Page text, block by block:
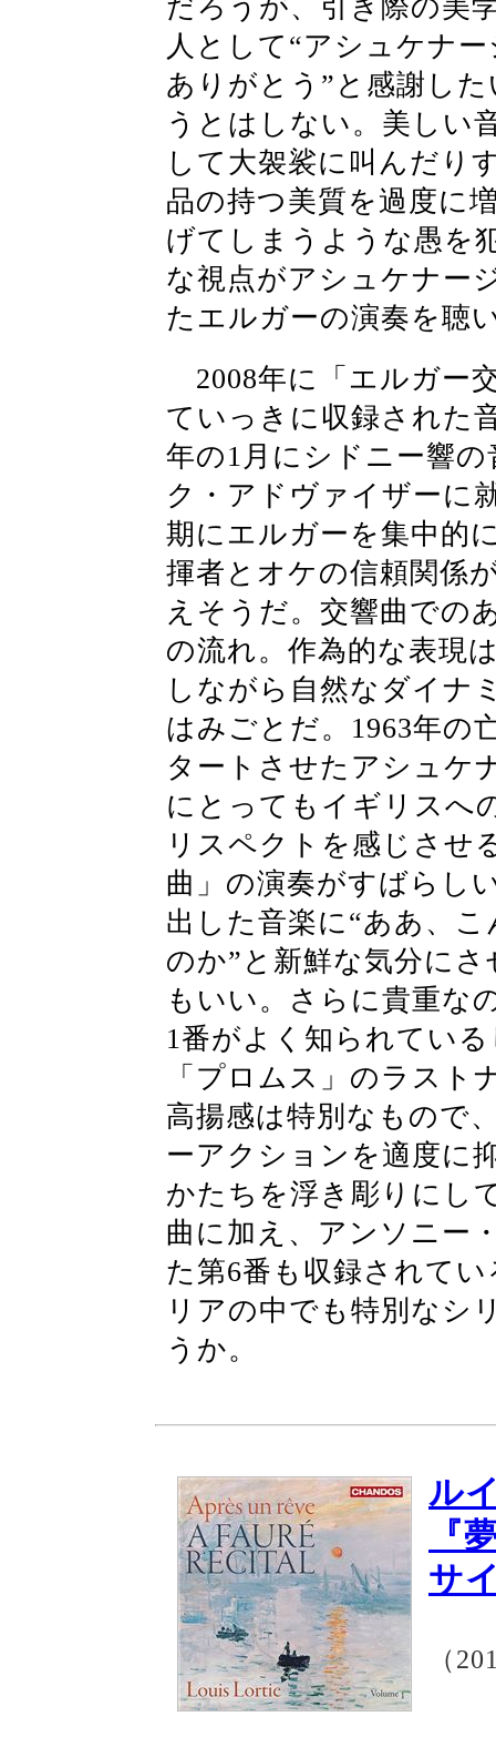
だろうが、引き際の美
人として“アシュケナ
ありがとう”と感謝し
うとはしない。美しい
して大袈裟に叫んだり
品の持つ美質を過度に
げてしまうような愚を
な視点がアシュケナー
たエルガーの演奏を聴
2008年に「エルガー
ていっきに収録された
年の1月にシドニー響
ク・アドヴァイザーに
期にエルガーを集中的
揮者とオケの信頼関係
えそうだ。交響曲での
の流れ。作為的な表現
しながら自然なダイナ
はみごとだ。1963年の
タートさせたアシュケ
にとってもイギリスへ
リスペクトを感じさせ
曲」の演奏がすばらし
出した音楽に“ああ、
のか”と新鮮な気分に
もいい。さらに貴重な
1番がよく知られてい
「プロムス」のラス
高揚感は特別なもので
ーアクションを適度に
かたちを浮き彫りにし
曲に加え、アンソニー
た第6番も収録されて
リアの中でも特別なシ
うか。
ル
『
サ
（